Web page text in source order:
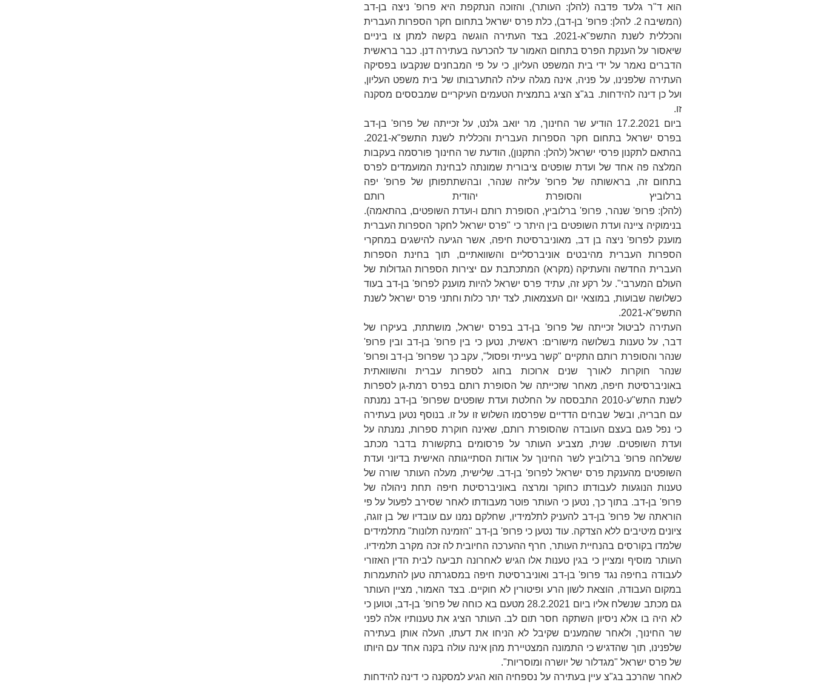
הוא ד"ר גלעד פדבה (להלן: העותר), והזוכה הנתקפת היא פרופ' ניצה בן-דב
(המשיבה 2. להלן:
פרופ' בן-דב), כלת פרס ישראל בתחום חקר הספרות העברית
והכללית לשנת התשפ"א-2021. בצד העתירה הוגשה בקשה למתן צו ביניים
שיאסור על הענקת הפרס בתחום האמור עד להכרעה בעתירה דנן. כבר בראשית
הדברים נאמר על ידי בית המשפט העליון, כי על פי המבחנים שנקבעו בפסיקה
העתירה שלפנינו, על פניה, אינה מגלה עילה להתערבותו של בית משפט העליון,
ועל כן דינה להידחות. בג"צ הציג בתמצית הטעמים העיקריים שמבססים מסקנה
זו.
ביום 17.2.2021 הודיע שר החינוך, מר יואב גלנט, על זכייתה של פרופ' בן-דב
בפרס ישראל בתחום חקר הספרות העברית והכללית לשנת התשפ"א-2021.
בהתאם לתקנון פרסי ישראל (להלן: התקנון), הודעת שר החינוך פורסמה בעקבות
המלצה פה אחד של ועדת שופטים ציבורית שמונתה לבחינת המועמדים לפרס
בתחום זה, בראשותה של פרופ' עליזה שנהר, ובהשתתפותן של פרופ' יפה
ברלוביץ והסופרת יהודית רותם
(להלן: פרופ' שנהר, פרופ' ברלוביץ, הסופרת רותם ו-ועדת השופטים, בהתאמה).
בנימוקיה ציינה ועדת השופטים בין היתר כי "פרס ישראל לחקר הספרות העברית
מוענק לפרופ' ניצה בן דב, מאוניברסיטת חיפה, אשר הגיעה להישגים במחקרי
הספרות העברית מהיבטים אוניברסליים והשוואתיים, תוך בחינת הספרות
העברית החדשה והעתיקה (מקרא) המתכתבת עם יצירות הספרות הגדולות של
העולם המערבי". על רקע זה, עתיד פרס ישראל להיות מוענק לפרופ' בן-דב בעוד
כשלושה שבועות, במוצאי יום העצמאות, לצד יתר כלות וחתני פרס ישראל לשנת
התשפ"א-2021.
העתירה לביטול זכייתה של פרופ' בן-דב בפרס ישראל, מושתתת, בעיקרו של
דבר, על טענות בשלושה מישורים: ראשית, נטען כי בין פרופ' בן-דב ובין פרופ'
שנהר והסופרת רותם התקיים "קשר בעייתי ופסול", עקב כך שפרופ' בן-דב ופרופ'
שנהר חוקרות לאורך שנים ארוכות בחוג לספרות עברית והשוואתית
באוניברסיטת חיפה, מאחר שזכייתה של הסופרת רותם בפרס רמת-גן לספרות
לשנת התש"ע-2010 התבססה על החלטת ועדת שופטים שפרופ' בן-דב נמנתה
עם חבריה, ובשל שבחים הדדיים שפרסמו השלוש זו על זו. בנוסף נטען בעתירה
כי נפל פגם בעצם העובדה שהסופרת רותם, שאינה חוקרת ספרות, נמנתה על
ועדת השופטים. שנית, מצביע העותר על פרסומים בתקשורת בדבר מכתב
ששלחה פרופ' ברלוביץ לשר החינוך על אודות הסתייגותה האישית בדיוני ועדת
השופטים מהענקת פרס ישראל לפרופ' בן-דב. שלישית, מעלה העותר שורה של
טענות הנוגעות לעבודתו כחוקר ומרצה באוניברסיטת חיפה תחת ניהולה של
פרופ' בן-דב. בתוך כך, נטען כי העותר פוטר מעבודתו לאחר שסירב לפעול על פי
הוראתה של פרופ' בן-דב להעניק לתלמידיו, שחלקם נמנו עם עובדיו של בן זוגה,
ציונים מיטיבים ללא הצדקה. עוד נטען כי פרופ' בן-דב "הזמינה תלונות" מתלמידים
שלמדו בקורסים בהנחיית העותר, חרף ההערכה החיובית לה זכה מקרב תלמידיו.
העותר מוסיף ומציין כי בגין טענות אלו הגיש לאחרונה תביעה לבית הדין האזורי
לעבודה בחיפה נגד פרופ' בן-דב ואוניברסיטת חיפה במסגרתה טען להתעמרות
במקום העבודה, הוצאת לשון הרע ופיטורין לא חוקיים. בצד האמור, מציין העותר
גם מכתב שנשלח אליו ביום 28.2.2021 מטעם בא כוחה של פרופ' בן-דב, וטוען כי
לא היה בו אלא ניסיון השתקה חסר תום לב. העותר הציג את טענותיו אלה לפני
שר החינוך, ולאחר שהמענים שקיבל לא הניחו את דעתו, העלה אותן בעתירה
שלפנינו, תוך שהדגיש כי התמונה המצטיירת מהן אינה עולה בקנה אחד עם היותו
של פרס ישראל "מגדלור של יושרה ומוסריות".
לאחר שהרכב בג"צ עיין בעתירה על נספחיה הוא הגיע למסקנה כי דינה להידחות